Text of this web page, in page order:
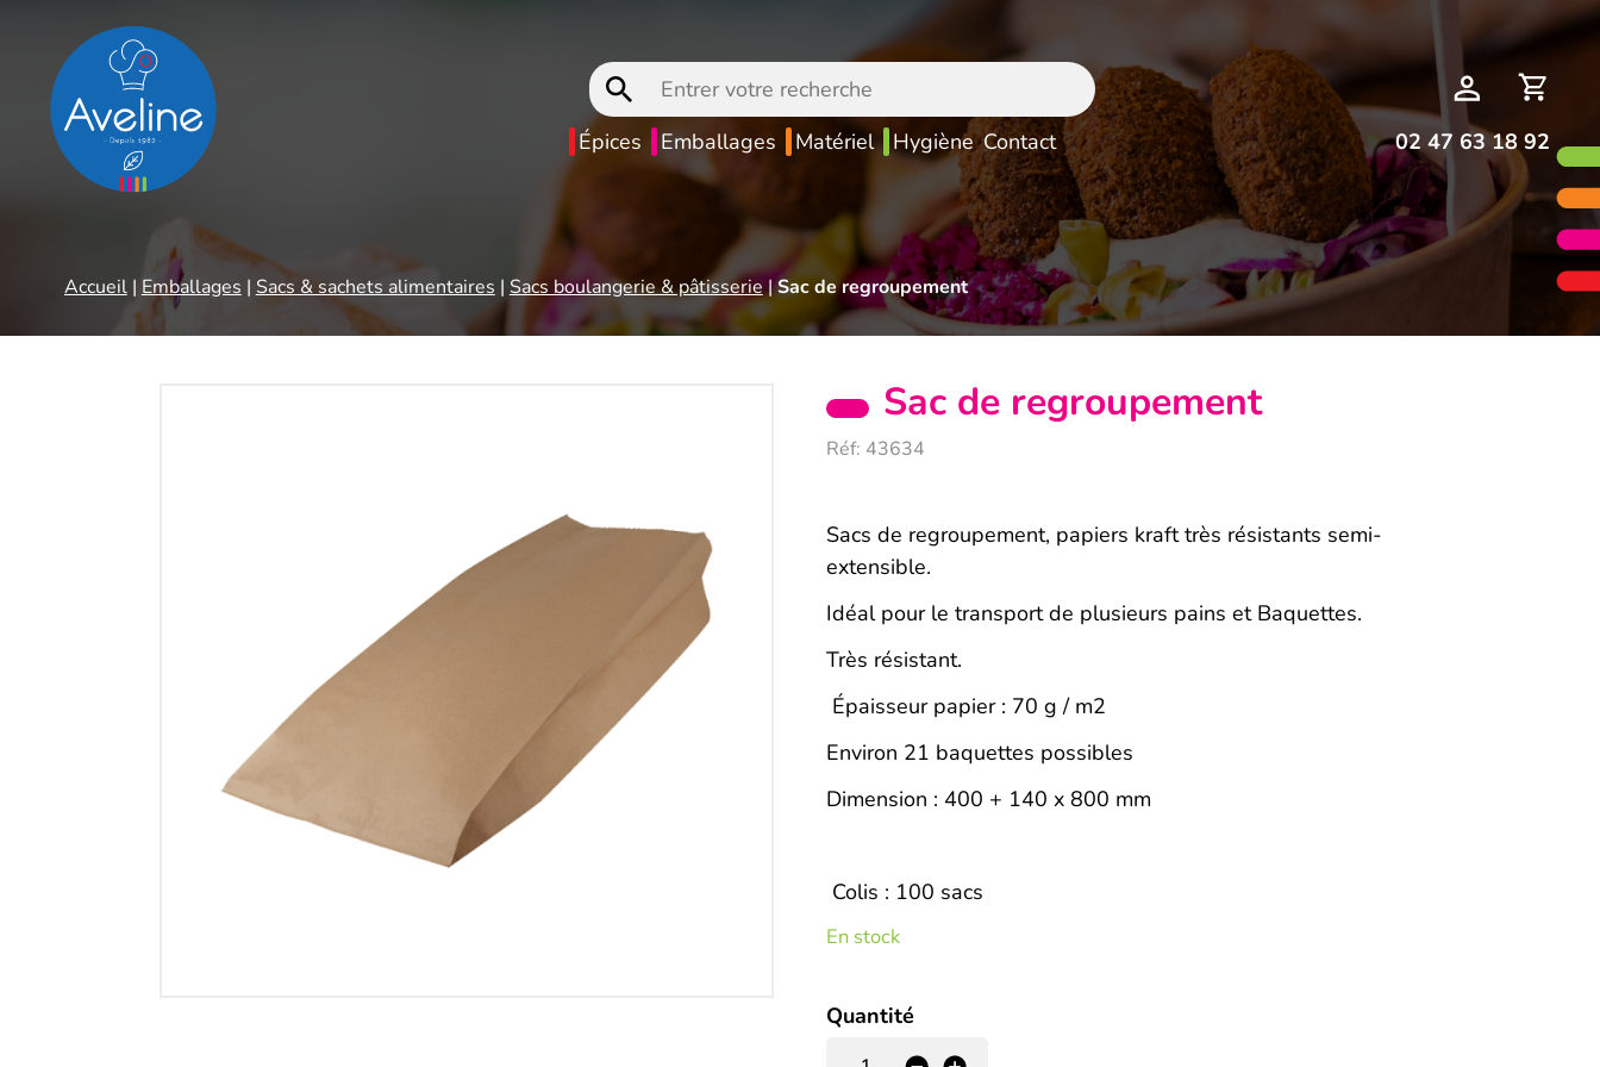
Entrer
votre
recherche
Mon
compte
devis
Épices Emballages Matériel Hygiène Contact 02 47 63 18 92
Accueil| Emballages | Sacs & sachets alimentaires | Sacs boulangerie & pâtisserie|Sac de regroupement
Sac de regroupement
Réf: 43634
Description
Sacs de regroupement, papiers kraft très résistants semi-
extensible.
Idéal pour le transport de plusieurs pains et Baquettes.
Très résistant.
Épaisseur papier : 70 g / m2
Environ 21 baquettes possibles
Dimension : 400 + 140 x 800 mm
Colis : 100 sacs
En stock
Quantité